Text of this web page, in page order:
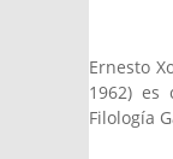
Ernesto
1962) es
Filología